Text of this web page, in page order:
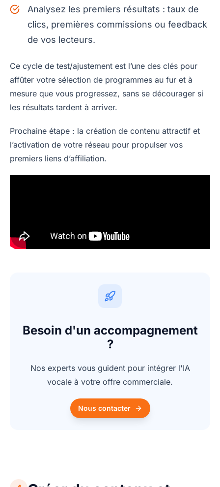
Analysez les premiers résultats : taux de
clics, premières commissions ou feedback
de vos lecteurs.
Ce cycle de test/ajustement est l’une des clés pour
affûter votre sélection de programmes au fur et à
mesure que vous progressez, sans se décourager si
les résultats tardent à arriver.
Prochaine étape : la création de contenu attractif et
l’activation de votre réseau pour propulser vos
premiers liens d’affiliation.
Besoin d'un accompagnement
?
Nos experts vous guident pour intégrer l'IA
vocale à votre offre commerciale.
Nous contacter